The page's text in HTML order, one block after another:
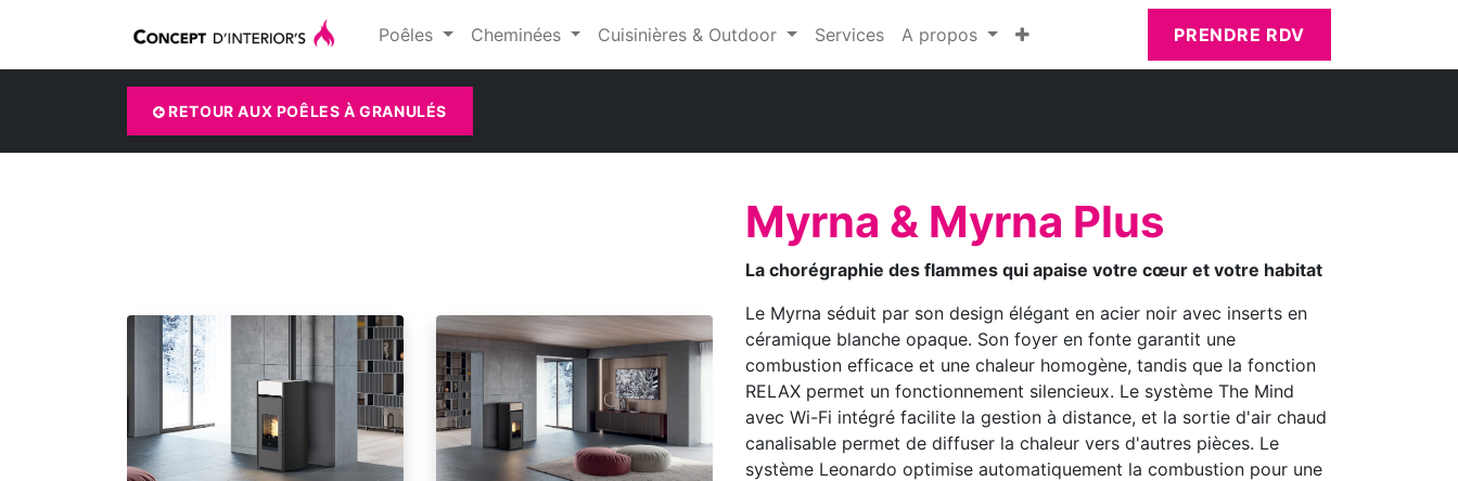
Poêles Cheminées Cuisinières & Outdoor Services A propos PRENDRE RDV
RETOUR AUX POÊLES À GRANULÉS
Myrna & Myrna Plus
La chorégraphie des flammes qui apaise votre cœur et votre habitat
Le Myrna séduit par son design élégant en acier noir avec inserts en
céramique blanche opaque. Son foyer en fonte garantit une
combustion efficace et une chaleur homogène, tandis que la fonction
RELAX permet un fonctionnement silencieux. Le système The Mind
avec Wi-Fi intégré facilite la gestion à distance, et la sortie d'air chaud
canalisable permet de diffuser la chaleur vers d'autres pièces. Le
système Leonardo optimise automatiquement la combustion pour une